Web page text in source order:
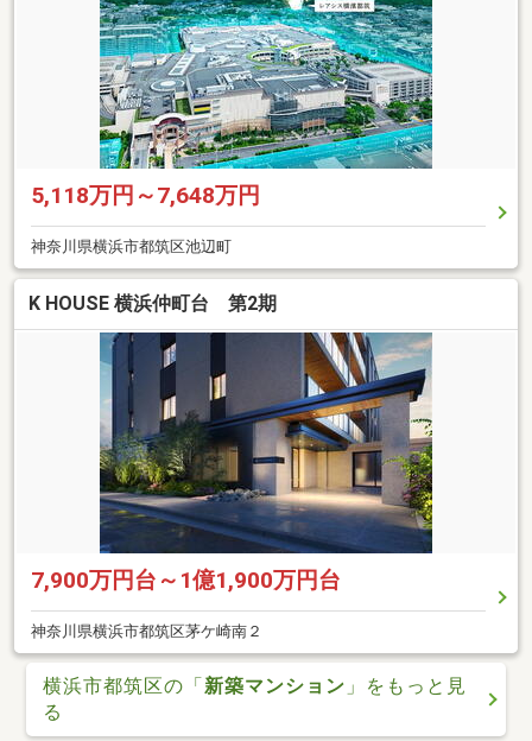
5,118万円～7,648万円
神奈川県横浜市都筑区池辺町
K HOUSE 横浜仲町台 第2期
7,900万円台～1億1,900万円台
神奈川県横浜市都筑区茅ケ崎南２
横浜市都筑区の「 新築マンション 」をもっと見
る